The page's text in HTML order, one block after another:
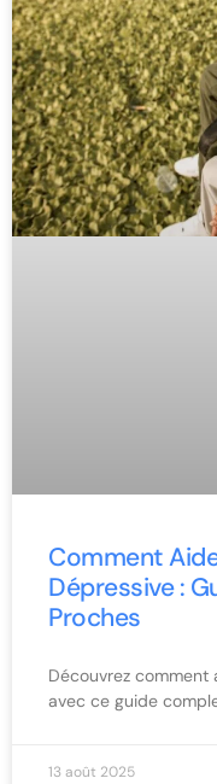
Comment
Dépressive :
Proches
Découvrez
avec ce guide
13 août 2025